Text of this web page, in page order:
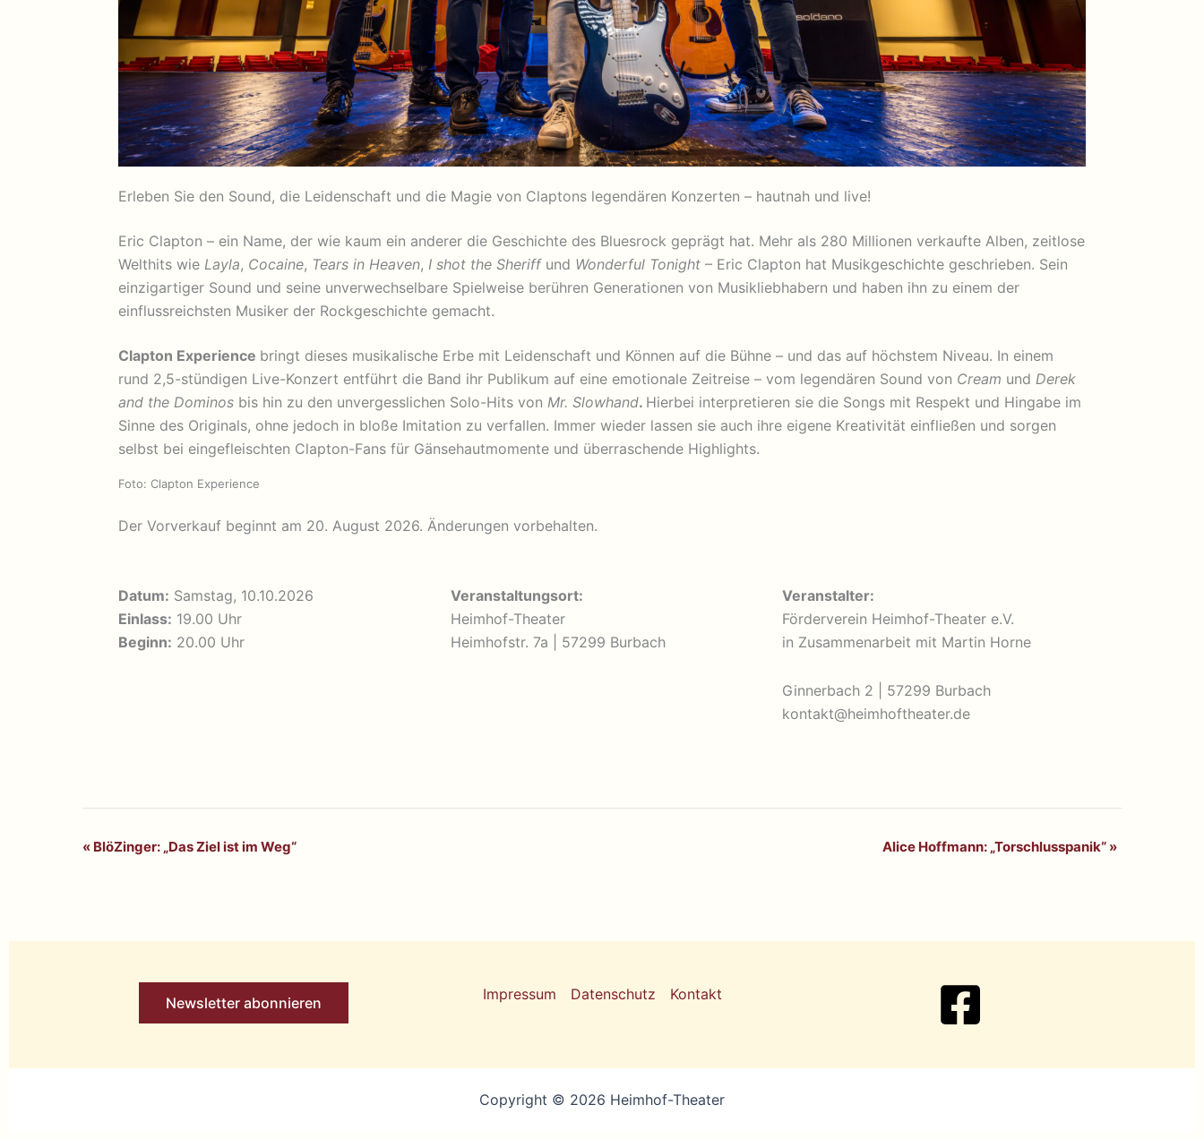
Erleben Sie den Sound, die Leidenschaft und die Magie von Claptons legendären Konzerten – hautnah und live!
Eric Clapton – ein Name, der wie kaum ein anderer die Geschichte des Bluesrock geprägt hat. Mehr als 280 Millionen verkaufte Alben, zeitlose
Welthits wie Layla, Cocaine, Tears in Heaven, I shot the Sheriffund Wonderful Tonight – Eric Clapton hat Musikgeschichte geschrieben. Sein
einzigartiger Sound und seine unverwechselbare Spielweise berühren Generationen von Musikliebhabern und haben ihn zu einem der
einflussreichsten Musiker der Rockgeschichte gemacht.
Clapton Experience bringt dieses musikalische Erbe mit Leidenschaft und Können auf die Bühne – und das auf höchstem Niveau. In einem
rund 2,5-stündigen Live-Konzert entführt die Band ihr Publikum auf eine emotionale Zeitreise – vom legendären Sound von Cream und Derek
and the Dominos bis hin zu den unvergesslichen Solo-Hits von Mr. Slowhand. Hierbei interpretieren sie die Songs mit Respekt und Hingabe im
Sinne des Originals, ohne jedoch in bloße Imitation zu verfallen. Immer wieder lassen sie auch ihre eigene Kreativität einfließen und sorgen
selbst bei eingefleischten Clapton-Fans für Gänsehautmomente und überraschende Highlights.
Foto: Clapton Experience
Der Vorverkauf beginnt am 20. August 2026. Änderungen vorbehalten.
Datum: Samstag, 10.10.2026
Einlass: 19.00 Uhr
Beginn: 20.00 Uhr
Veranstaltungsort:
Heimhof-Theater
Heimhofstr. 7a | 57299 Burbach
Veranstalter:
Förderverein Heimhof-Theater e.V.
in Zusammenarbeit mit Martin Horne
Ginnerbach 2 | 57299 Burbach
kontakt@heimhoftheater.de
Veranstaltung-
« BlöZinger: „Das Ziel ist im Weg“ Alice Hoffmann: „Torschlusspanik“ »
Newsletter abonnieren Impressum Datenschutz Kontakt
Copyright © 2026 Heimhof-Theater